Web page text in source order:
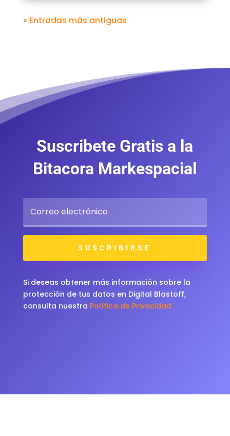
« Entradas más antiguas
Suscribete Gratis a la
Bitacora Markespacial
SUSCRIBIRSE
Si deseas obtener más información sobre la
protección de tus datos en Digital Blastoff,
consulta nuestra Política de Privacidad